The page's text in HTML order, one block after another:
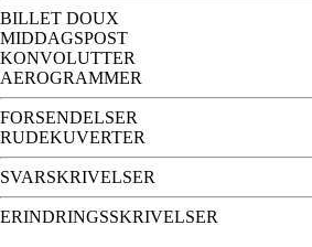
BILLET DOUX
MIDDAGSPOST
KONVOLUTTER
AEROGRAMMER
FORSENDELSER
RUDEKUVERTER
SVARSKRIVELSER
ERINDRINGSSKRIVELSER